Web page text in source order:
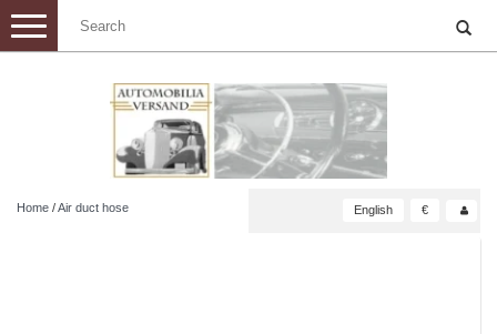
Toggle
navigation
Home /Air duct hose English €